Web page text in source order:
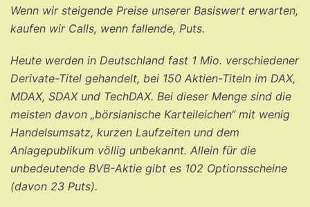
Wenn wir steigende Preise unserer Basiswert erwarten,
kaufen wir Calls, wenn fallende, Puts.
Heute werden in Deutschland fast 1 Mio. verschiedener
Derivate-Titel gehandelt, bei 150 Aktien-Titeln im DAX,
MDAX, SDAX und TechDAX. Bei dieser Menge sind die
meisten davon „börsianische Karteileichen“ mit wenig
Handelsumsatz, kurzen Laufzeiten und dem
Anlagepublikum völlig unbekannt. Allein für die
unbedeutende BVB-Aktie gibt es 102 Optionsscheine
(davon 23 Puts).